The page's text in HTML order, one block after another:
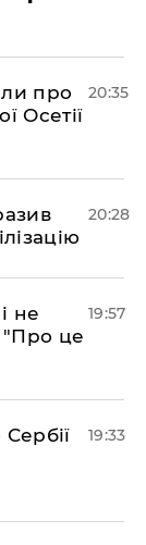
про
Осетії
20:35
20:28
не
"Про це
19:57
19:33